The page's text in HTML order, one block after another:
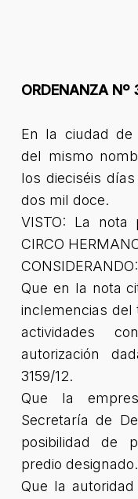
ORDENANZA Nº
En la ciudad de
del mismo
los dieciséis
dos mil doce.
VISTO: La nota
CIRCO
CONSIDERANDO:
Que en la nota
inclemencias del
actividades
autorización
3159/12.
Que la
Secretaría de
posibilidad de
predio designado.
Que la